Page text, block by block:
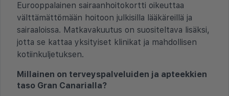
Eurooppalainen sairaanhoitokortti oikeuttaa
välttämättömään hoitoon julkisilla lääkäreillä ja
sairaaloissa. Matkavakuutus on suositeltava lisäksi,
jotta se kattaa yksityiset klinikat ja mahdollisen
kotiinkuljetuksen.
Millainen on terveyspalveluiden ja apteekkien
taso Gran Canarialla?